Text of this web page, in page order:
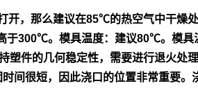
开，那么建议在85℃的热空气中干燥处
于300℃。模具温度：建议80℃。模具
塑件的几何稳定性，需要进行退火处
间很短，因此浇口的位置非常重要。